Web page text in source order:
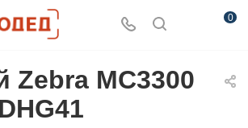
0
Zebra MC3300